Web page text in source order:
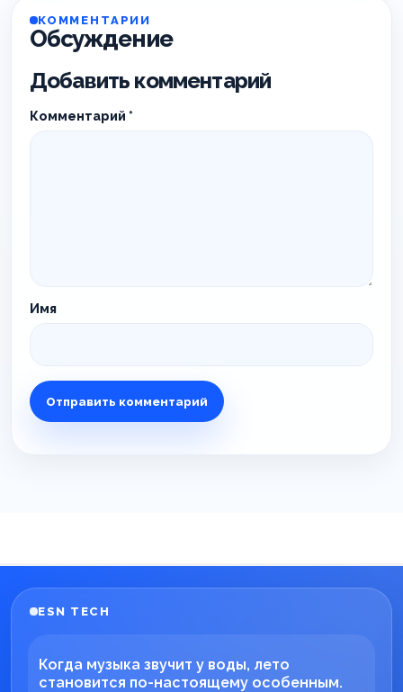
КОММЕНТАРИИ
Обсуждение
Добавить комментарий
Комментарий *
Имя
ESN TECH
Когда музыка звучит у воды, лето
становится по-настоящему особенным.